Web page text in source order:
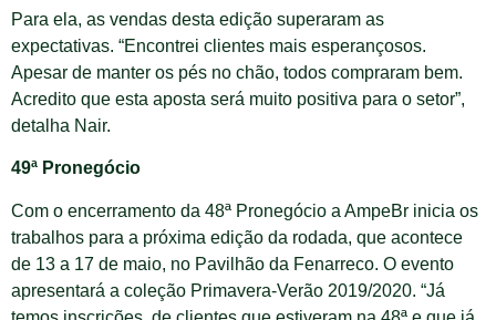
Para ela, as vendas desta edição superaram as
expectativas. “Encontrei clientes mais esperançosos.
Apesar de manter os pés no chão, todos compraram bem.
Acredito que esta aposta será muito positiva para o setor”,
detalha Nair.
49ª Pronegócio
Com o encerramento da 48ª Pronegócio a AmpeBr inicia os
trabalhos para a próxima edição da rodada, que acontece
de 13 a 17 de maio, no Pavilhão da Fenarreco. O evento
apresentará a coleção Primavera-Verão 2019/2020. “Já